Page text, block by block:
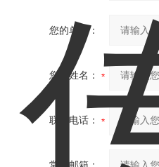
您的单位：
您的姓名：
联系电话：